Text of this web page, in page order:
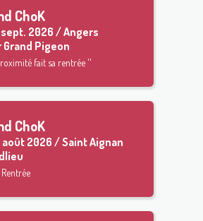
ChoK
2026 / Angers
Grand Pigeon
fait sa rentrée ''
ChoK
août 2026 / Saint Aignan